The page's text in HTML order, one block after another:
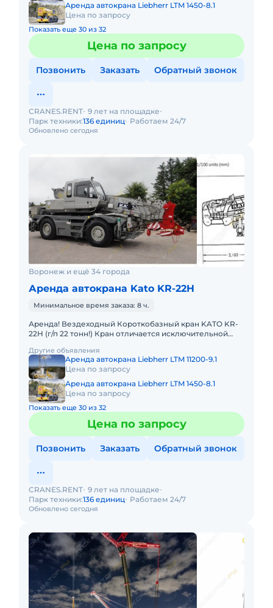
Аренда автокрана Liebherr LTM 1450-8.1
Цена по запросу
Показать еще 30 из 32
Цена по запросу
Позвонить Заказать Обратный звонок
Обновлено сегодня
CRANES.RENT 9 лет на площадке
Парк техники:136 единиц Работаем 24/7
Воронеж и ещё 34 города
Аренда автокрана Kato KR-22H
Минимальное время заказа: 8 ч.
Аренда! Вездеходный Короткобазный кран KATO KR-
22H (г/п 22 тонн!) Кран отличается исключительной
Технические хара
Другие объявления
Аренда автокрана Liebherr LTM 11200-9.1
Цена по запросу
Аренда автокрана Liebherr LTM 1450-8.1
Цена по запросу
Показать еще 30 из 32
Цена по запросу
Позвонить Заказать Обратный звонок
Обновлено сегодня
CRANES.RENT 9 лет на площадке
Парк техники:136 единиц Работаем 24/7